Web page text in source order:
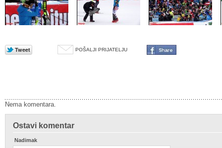
POŠALJI PRIJATELJU
Nema komentara.
Ostavi komentar
Nadimak